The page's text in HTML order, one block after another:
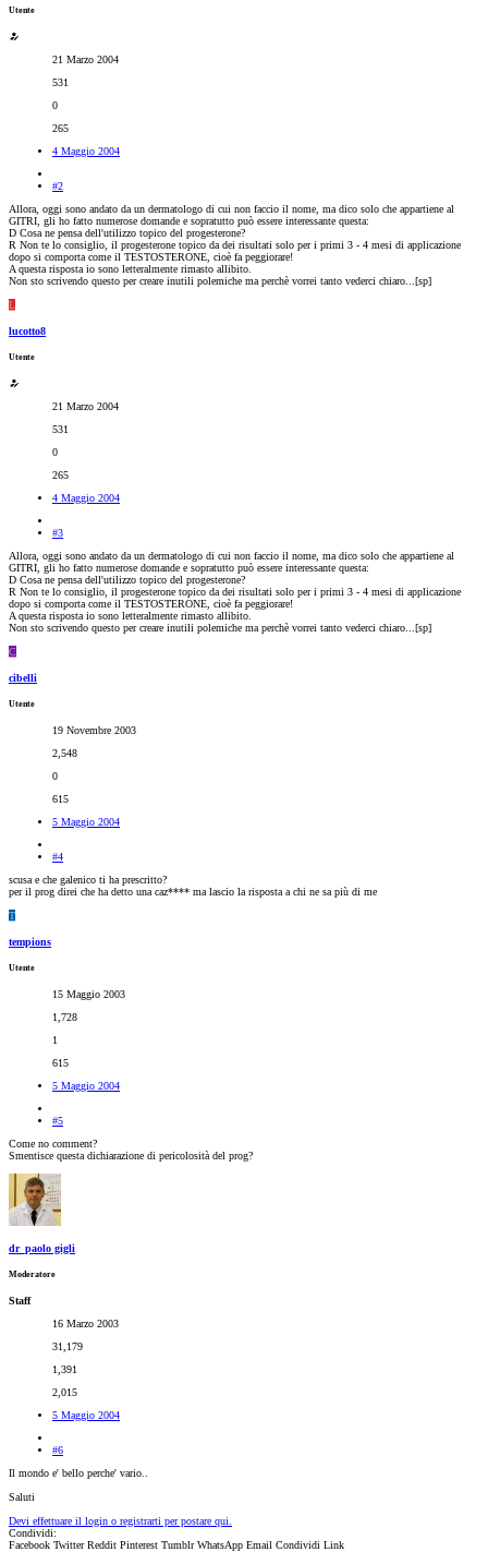
Utente
21 Marzo 2004
531
0
265
4 Maggio 2004
#2
Allora, oggi sono andato da un dermatologo di cui non faccio il nome, ma dico solo che appartiene al
GITRI, gli ho fatto numerose domande e sopratutto può essere interessante questa:
D Cosa ne pensa dell'utilizzo topico del progesterone?
R Non te lo consiglio, il progesterone topico da dei risultati solo per i primi 3 - 4 mesi di applicazione
dopo si comporta come il TESTOSTERONE, cioè fa peggiorare!
A questa risposta io sono letteralmente rimasto allibito.
Non sto scrivendo questo per creare inutili polemiche ma perchè vorrei tanto vederci chiaro...[sp]
L
lucotto8
Utente
21 Marzo 2004
531
0
265
4 Maggio 2004
#3
Allora, oggi sono andato da un dermatologo di cui non faccio il nome, ma dico solo che appartiene al
GITRI, gli ho fatto numerose domande e sopratutto può essere interessante questa:
D Cosa ne pensa dell'utilizzo topico del progesterone?
R Non te lo consiglio, il progesterone topico da dei risultati solo per i primi 3 - 4 mesi di applicazione
dopo si comporta come il TESTOSTERONE, cioè fa peggiorare!
A questa risposta io sono letteralmente rimasto allibito.
Non sto scrivendo questo per creare inutili polemiche ma perchè vorrei tanto vederci chiaro...[sp]
C
cibelli
Utente
19 Novembre 2003
2,548
0
615
5 Maggio 2004
#4
scusa e che galenico ti ha prescritto?
per il prog direi che ha detto una caz**** ma lascio la risposta a chi ne sa più di me
T
tempions
Utente
15 Maggio 2003
1,728
1
615
5 Maggio 2004
#5
Come no comment?
Smentisce questa dichiarazione di pericolosità del prog?
dr_paolo gigli
Moderatore
Staff
16 Marzo 2003
31,179
1,391
2,015
5 Maggio 2004
#6
Il mondo e' bello perche' vario..
Saluti
Devi effettuare il login o registrarti per postare qui.
Condividi:
Facebook Twitter Reddit Pinterest Tumblr WhatsApp Email Condividi Link